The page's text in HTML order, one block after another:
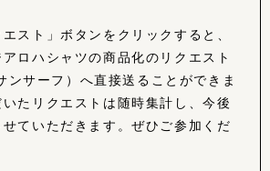
スト」ボタンをクリックすると、
ロハシャツの商品化のリクエスト
ンサーフ）へ直接送ることができま
たリクエストは随時集計し、今後
ていただきます。ぜひご参加くだ